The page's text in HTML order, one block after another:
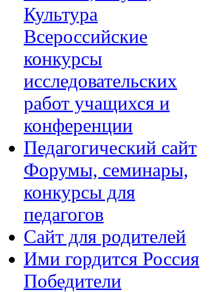
Культура
Всероссийские
конкурсы
исследовательских
работ учащихся и
конференции
Педагогический сайт
Форумы, семинары,
конкурсы для
педагогов
Сайт для родителей
Ими гордится Россия
Победители